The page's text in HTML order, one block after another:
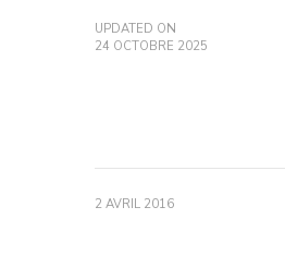
UPDATED ON
24 OCTOBRE 2025
2 AVRIL 2016